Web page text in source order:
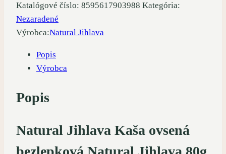
Katalógové číslo: 8595617903988 Kategória:
Nezaradené
Výrobca:Natural Jihlava
Popis
Výrobca
Popis
Natural Jihlava Kaša ovsená